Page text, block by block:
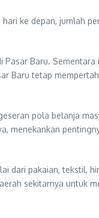
ke depan, jumlah
Baru. Sementara
Baru tetap
pola belanja
menekankan
dari pakaian, tekstil,
sekitarnya untuk